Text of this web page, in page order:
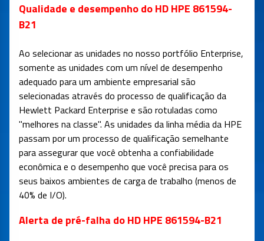
Qualidade e desempenho do HD HPE 861594-
B21
Ao selecionar as unidades no nosso portfólio Enterprise,
somente as unidades com um nível de desempenho
adequado para um ambiente empresarial são
selecionadas através do processo de qualificação da
Hewlett Packard Enterprise e são rotuladas como
"melhores na classe". As unidades da linha média da HPE
passam por um processo de qualificação semelhante
para assegurar que você obtenha a confiabilidade
econômica e o desempenho que você precisa para os
seus baixos ambientes de carga de trabalho (menos de
40% de I/O).
Alerta de pré-falha do HD HPE 861594-B21